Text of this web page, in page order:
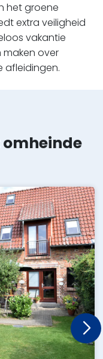
het groene
extra veiligheid
vakantie
maken over
afleidingen.